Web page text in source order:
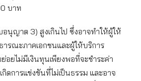
บาท
อนุญาต 3) สูงเกินไป ซึ่งอาจทำให้ผู้ให้
ารณะภาคเอกชนและผู้ให้บริการ
อยไม่มีเงินทุนเพียงพอที่จะชำระค่า
กิดการแข่งขันที่ไม่เป็นธรรม และอาจ